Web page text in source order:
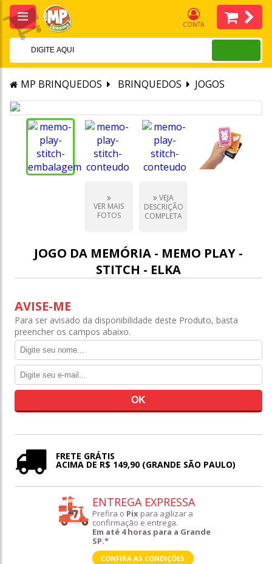
CONTA
MP BRINQUEDOS BRINQUEDOS JOGOS
VER MAIS
FOTOS
VEJA
DESCRIÇÃO
COMPLETA
JOGO DA MEMÓRIA - MEMO PLAY -
STITCH - ELKA
AVISE-ME
Para ser avisado da disponibilidade deste Produto, basta
preencher os campos abaixo.
FRETE GRÁTIS
ACIMA DE R$ 149,90 (GRANDE SÃO PAULO)
ENTREGA EXPRESSA
Prefira o Pix para agilizar a
confirmação e entrega.
Em até 4 horas para a Grande
SP.*
CONFIRA AS CONDIÇÕES